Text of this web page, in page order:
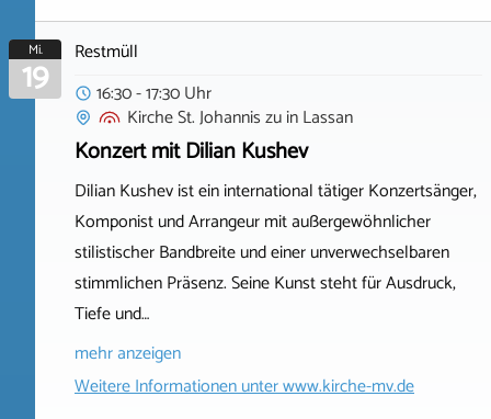
Mi.
19
Restmüll
16:30 - 17:30 Uhr
Kirche St. Johannis zuinLassan
Konzert mit Dilian Kushev
Dilian Kushev ist ein international tätiger Konzertsänger,
Komponist und Arrangeur mit außergewöhnlicher
stilistischer Bandbreite und einer unverwechselbaren
stimmlichen Präsenz. Seine Kunst steht für Ausdruck,
Tiefe und…
mehr anzeigen
Weitere Informationen unterwww.kirche-mv.de